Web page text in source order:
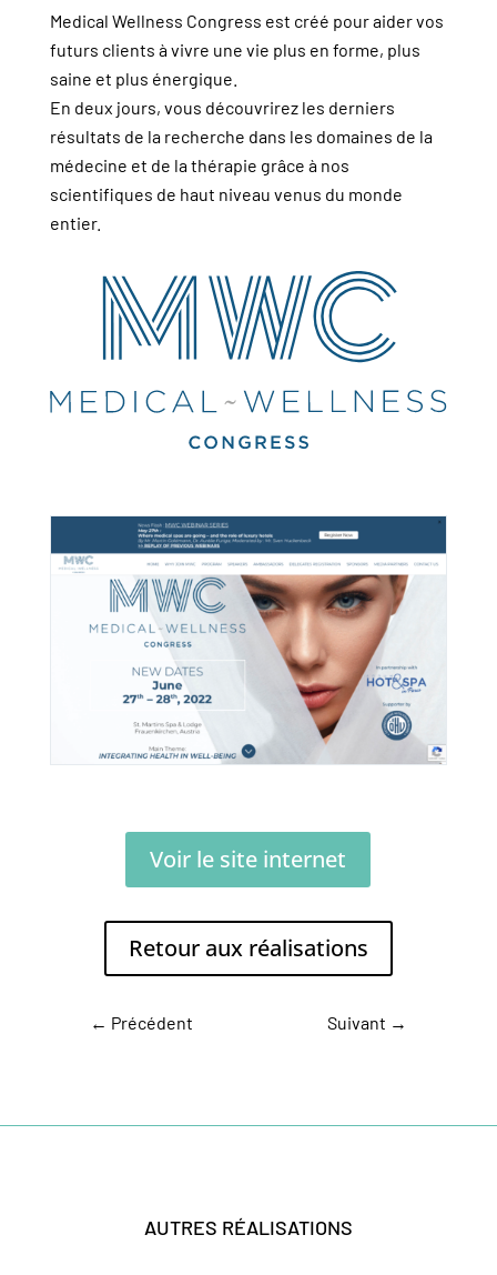
Medical Wellness Congress est créé pour aider vos
futurs clients à vivre une vie plus en forme, plus
saine et plus énergique.
En deux jours, vous découvrirez les derniers
résultats de la recherche dans les domaines de la
médecine et de la thérapie grâce à nos
scientifiques de haut niveau venus du monde
entier.
Voir le site internet
Retour aux réalisations
← Précédent Suivant →
AUTRES RÉALISATIONS